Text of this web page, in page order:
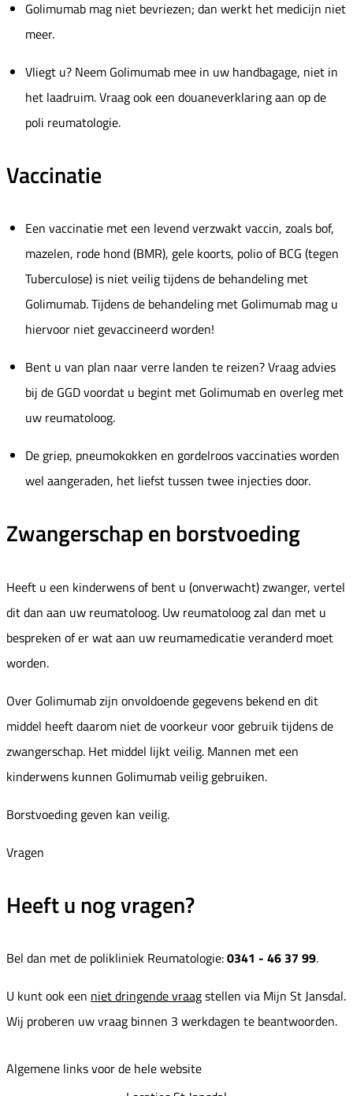
Golimumab mag niet bevriezen; dan werkt het medicijn niet
meer.
Vliegt u? Neem Golimumab mee in uw handbagage, niet in
het laadruim. Vraag ook een douaneverklaring aan op de
poli reumatologie.
Vaccinatie
Een vaccinatie met een levend verzwakt vaccin, zoals bof,
mazelen, rode hond (BMR), gele koorts, polio of BCG (tegen
Tuberculose) is niet veilig tijdens de behandeling met
Golimumab. Tijdens de behandeling met Golimumab mag u
hiervoor niet gevaccineerd worden!
Bent u van plan naar verre landen te reizen? Vraag advies
bij de GGD voordat u begint met Golimumab en overleg met
uw reumatoloog.
De griep, pneumokokken en gordelroos vaccinaties worden
wel aangeraden, het liefst tussen twee injecties door.
Zwangerschap en borstvoeding
Heeft u een kinderwens of bent u (onverwacht) zwanger, vertel
dit dan aan uw reumatoloog. Uw reumatoloog zal dan met u
bespreken of er wat aan uw reumamedicatie veranderd moet
worden.
Over Golimumab zijn onvoldoende gegevens bekend en dit
middel heeft daarom niet de voorkeur voor gebruik tijdens de
zwangerschap. Het middel lijkt veilig. Mannen met een
kinderwens kunnen Golimumab veilig gebruiken.
Borstvoeding geven kan veilig.
Vragen
Heeft u nog vragen?
Bel dan met de polikliniek Reumatologie:0341 - 46 37 99.
U kunt ook een niet dringende vraagstellen via Mijn St Jansdal.
Wij proberen uw vraag binnen 3 werkdagen te beantwoorden.
Algemene links voor de hele website